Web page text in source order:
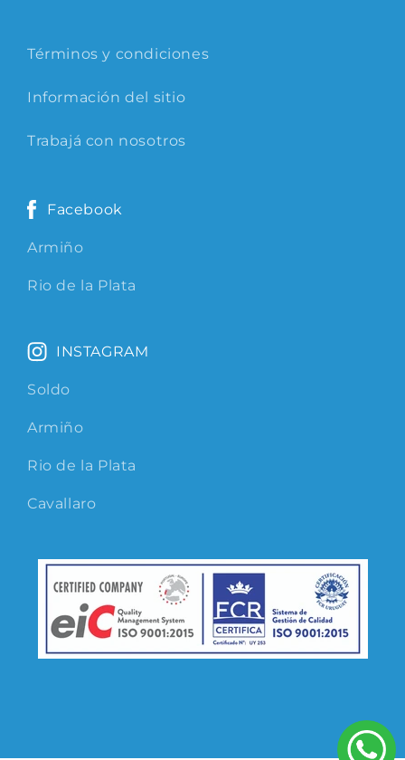
Términos y condiciones
Información del sitio
Trabajá con nosotros
Facebook
Armiño
Rio de la Plata
INSTAGRAM
Soldo
Armiño
Rio de la Plata
Cavallaro